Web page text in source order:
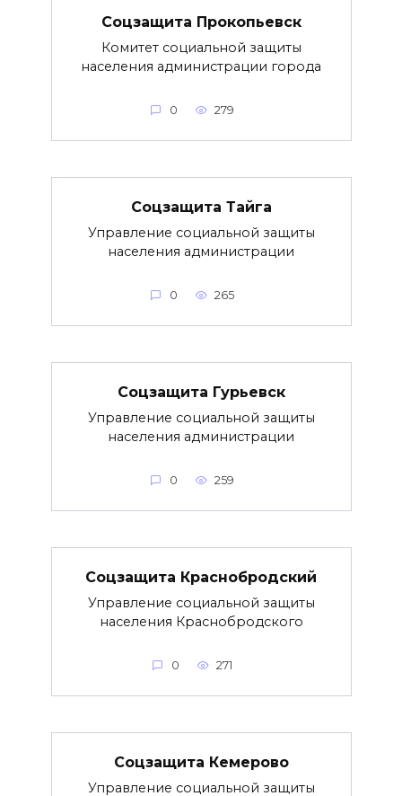
Соцзащита Прокопьевск
Комитет социальной защиты
населения администрации города
0 279
Соцзащита Тайга
Управление социальной защиты
населения администрации
0 265
Соцзащита Гурьевск
Управление социальной защиты
населения администрации
0 259
Соцзащита Краснобродский
Управление социальной защиты
населения Краснобродского
0 271
Соцзащита Кемерово
Управление социальной защиты